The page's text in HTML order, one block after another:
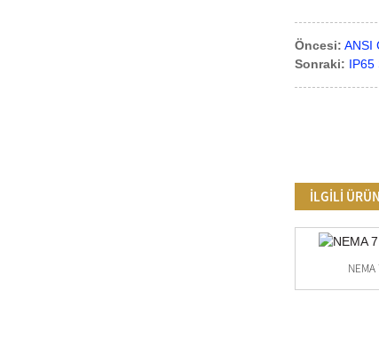
Öncesi: ANSI
Sonraki: IP65
İLGİLİ